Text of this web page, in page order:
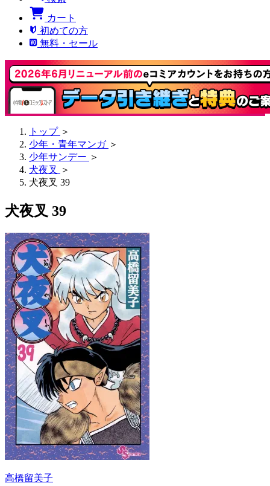
カート
初めての方
無料・セール
トップ ＞
少年・青年マンガ ＞
少年サンデー ＞
犬夜叉
＞
犬夜叉 39
犬夜叉 39
高橋留美子